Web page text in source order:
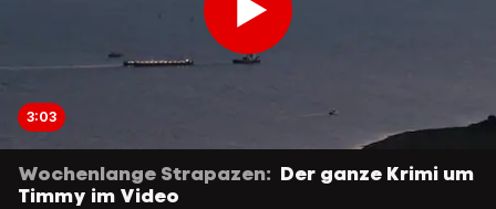
3:03
Wochenlange Strapazen: Der ganze Krimi um
Timmy im Video